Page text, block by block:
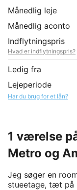
Månedlig leje
Månedlig aconto
Indflytningspris
Hvad er indflytningspris?
Ledig fra
Lejeperiode
Har du brug for et lån?
1 værelse
Metro og
Jeg søger en
stueetage, tæt på